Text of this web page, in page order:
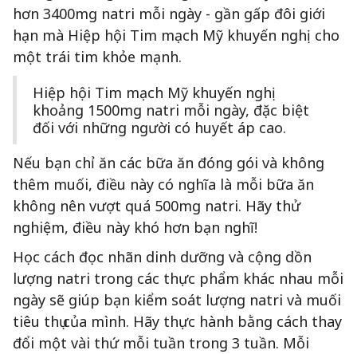
hơn 3400mg natri mỗi ngày - gần gấp đôi giới
hạn mà Hiệp hội Tim mạch Mỹ khuyến nghị cho
một trái tim khỏe mạnh.
Hiệp hội Tim mạch Mỹ khuyến nghị
khoảng 1500mg natri mỗi ngày, đặc biệt
đối với những người có huyết áp cao.
Nếu bạn chỉ ăn các bữa ăn đóng gói và không
thêm muối, điều này có nghĩa là mỗi bữa ăn
không nên vượt quá 500mg natri. Hãy thử
nghiệm, điều này khó hơn bạn nghĩ!
Học cách đọc nhãn dinh dưỡng và cộng dồn
lượng natri trong các thực phẩm khác nhau mỗi
ngày sẽ giúp bạn kiểm soát lượng natri và muối
tiêu thụ của mình. Hãy thực hành bằng cách thay
đổi một vài thứ mỗi tuần trong 3 tuần. Mỗi